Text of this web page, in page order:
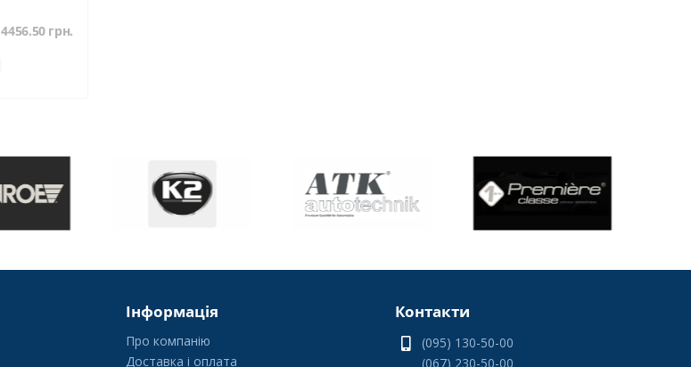
4456.50 грн.
Інформація
Про компанію
Доставка і оплата
Контакти
(095) 130-50-00
(067) 230-50-00